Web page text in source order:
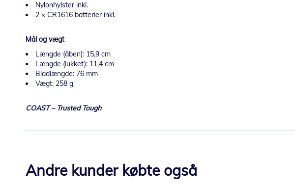
Nylonhylster inkl.
2 × CR1616 batterier inkl.
Mål og vægt
Længde (åben): 15,9 cm
Længde (lukket): 11,4 cm
Bladlængde: 76 mm
Vægt: 258 g
COAST – Trusted Tough
Andre kunder købte også